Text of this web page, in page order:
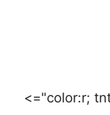
<="color:r;